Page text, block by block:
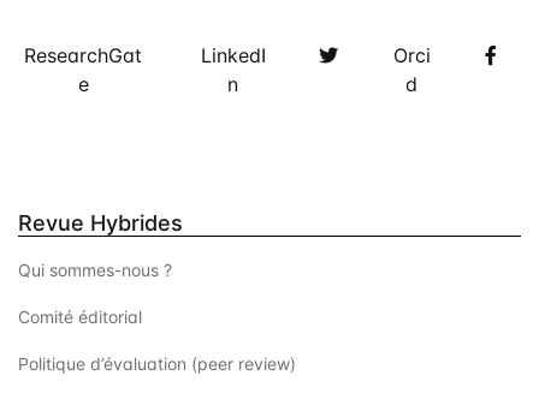
ResearchGat
e
LinkedI
n
TwitterOrci
d
Revue Hybrides
Qui sommes-nous ?
Comité éditorial
Politique d’évaluation (peer review)